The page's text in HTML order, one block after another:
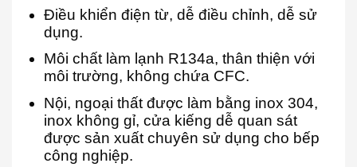
Điều khiển điện từ, dễ điều chỉnh, dễ sử
dụng.
Môi chất làm lạnh R134a, thân thiện với
môi trường, không chứa CFC.
Nội, ngoại thất được làm bằng inox 304,
inox không gỉ, cửa kiếng dễ quan sát
được sản xuất chuyên sử dụng cho bếp
công nghiệp.